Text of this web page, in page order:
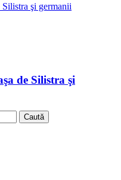
de Silistra şi